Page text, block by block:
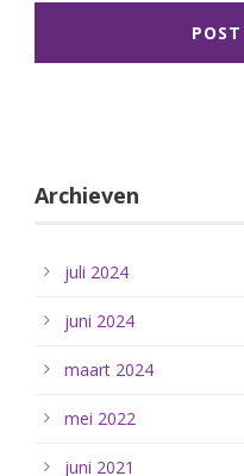
Archieven
juli 2024
juni 2024
maart 2024
mei 2022
juni 2021